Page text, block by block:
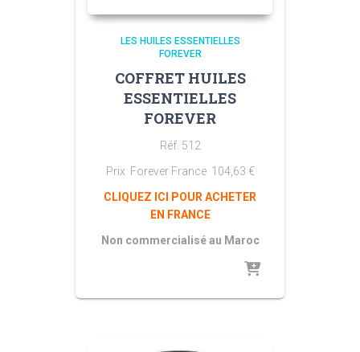
LES HUILES ESSENTIELLES
FOREVER
COFFRET HUILES
ESSENTIELLES
FOREVER
Réf. 512
Prix Forever France 104,63 €
CLIQUEZ ICI POUR ACHETER
EN FRANCE
Non commercialisé au Maroc